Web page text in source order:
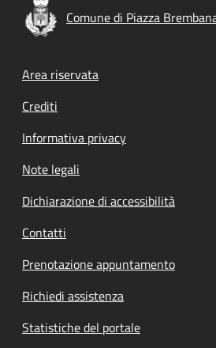
Comune di Piazza
Footer menu
Area riservata
Crediti
Informativa privacy
Note legali
Dichiarazione di accessibilità
Contatti
Prenotazione appuntamento
Richiedi assistenza
Statistiche del portale